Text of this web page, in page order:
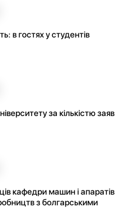
в гостях у студентів
за кількістю заяв
кафедри машин і апаратів
з болгарськими